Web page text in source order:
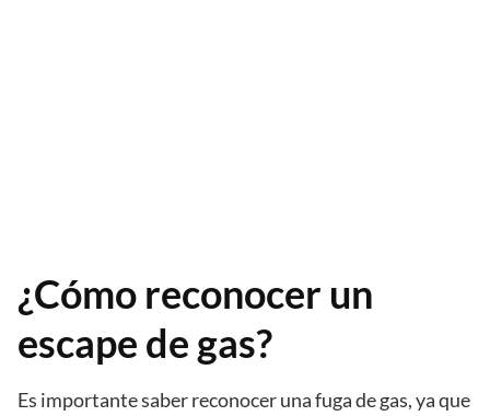
¿Cómo reconocer un
escape de gas?
Es importante saber reconocer una fuga de gas, ya que